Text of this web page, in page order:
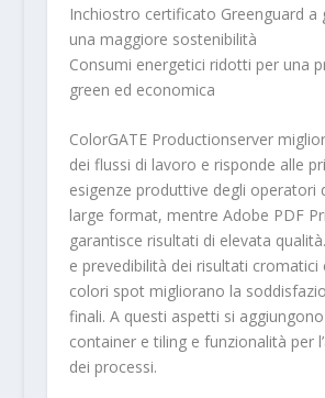
Inchiostro certificato Greenguard a
una maggiore sostenibilità
Consumi energetici ridotti per una
green ed economica
ColorGATE Productionserver
dei flussi di lavoro e risponde alle
esigenze produttive degli operatori
large format, mentre Adobe PDF
garantisce risultati di elevata
e prevedibilità dei risultati cromatici
colori spot migliorano la
finali. A questi aspetti si
container e tiling e funzionalità per
dei processi.